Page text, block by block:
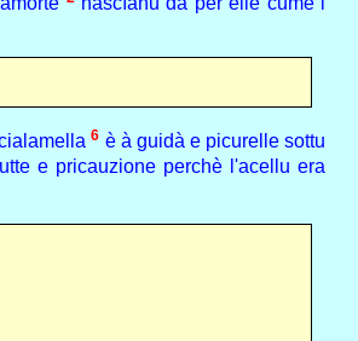
6 è à guidà e picurelle sottu
e pricauzione perchè l'acellu era